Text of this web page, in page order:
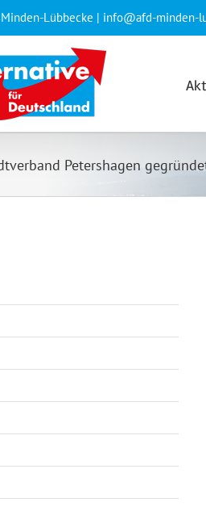
Lübbecke | info@afd-minden-
Petershagen